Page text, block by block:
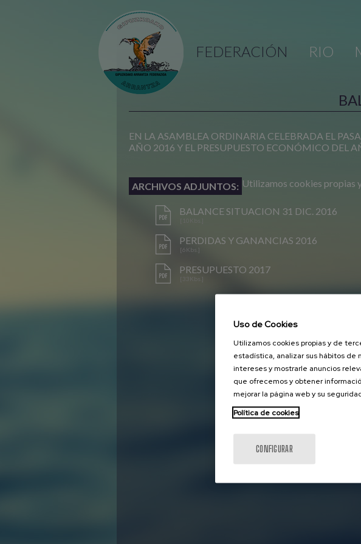
FEDERACIÓN RIO
EN LA ASAMBLEA ORDINARIA CELEBRADA EL
AÑO 2016 Y EL PRESUPUESTO ECONÓMICO DEL
ARCHIVOS ADJUNTOS:
BALANCE SITUACION 31 DIC. 2016
PERDIDAS Y GANANCIAS 2016
[6Kbs.]
PRESUPUESTO 2017
[33Kbs.]
Utilizamos cookies propias
Uso de Cookies
Utilizamos cookies propias y de
estadística, analizar sus hábitos de
intereses y mostrarle anuncios
que ofrecemos y obtener
mejorar la página web y su
Política de cookies
CONFIGURAR